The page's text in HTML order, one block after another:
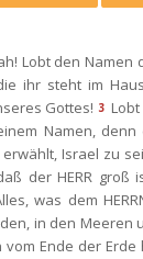
Lobt den Namen
ihr steht im
Gottes! 3
Namen, denn
Israel zu
der HERR
was dem
in den Meeren
vom Ende der